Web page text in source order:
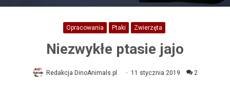
Opracowania Ptaki Zwierzęta
Niezwykłe ptasie jajo
Redakcja DinoAnimals.pl 11 stycznia 2019 2